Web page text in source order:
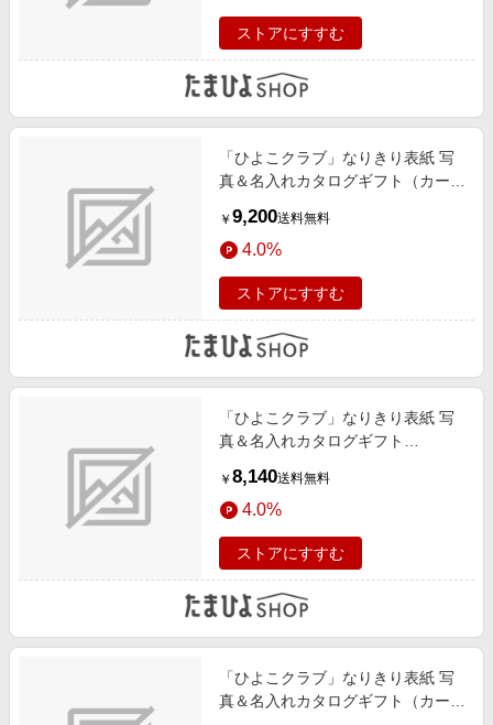
ストアにすすむ
「ひよこクラブ」なりきり表紙 写
真＆名入れカタログギフト（カード
リーアソートメント8個入
￥ 9,200送料無料
4.0%
ストアにすすむ
「ひよこクラブ」なりきり表紙 写
真＆名入れカタログギフト
プ） HSI
￥ 8,140送料無料
4.0%
ストアにすすむ
「ひよこクラブ」なりきり表紙 写
真＆名入れカタログギフト（カード